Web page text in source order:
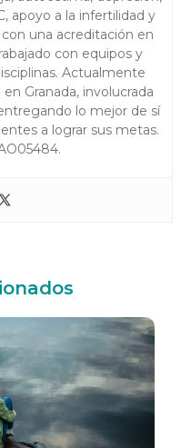
apoyo a la infertilidad y
una acreditación en
con equipos y
Actualmente
Granada, involucrada
lo mejor de sí
a lograr sus metas.